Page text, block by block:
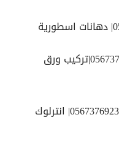
تركيب جبس بورد الشارقة |0567376923|تركيب ورق